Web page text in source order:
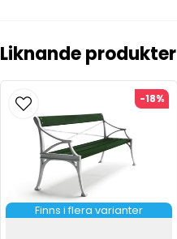
Liknande produkter
Finns i flera varianter
-18%